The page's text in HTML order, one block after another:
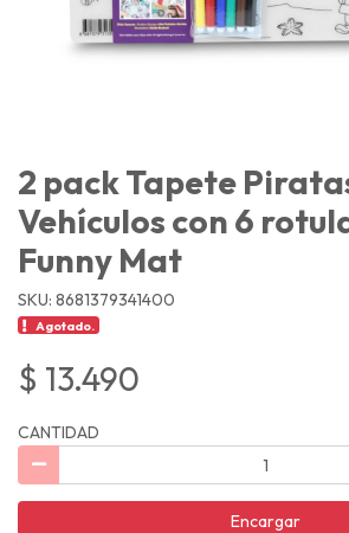
2 pack Tapete
Vehículos con 6
Funny Mat
SKU: 8681379341400
Agotado.
$ 13.490
CANTIDAD
Encargar